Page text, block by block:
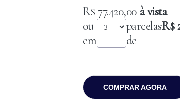
R$ 77.420,00 à vista
ou
em
parcelas
de
R$
COMPRAR AGORA